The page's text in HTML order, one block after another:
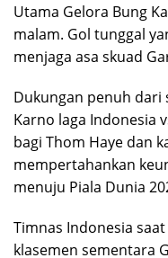
Utama Gelora Bung
malam. Gol tunggal
menjaga asa skuad
Dukungan penuh
Karno laga Indonesia
bagi Thom Haye dan
mempertahankan
menuju Piala Dunia
Timnas Indonesia
klasemen sementara